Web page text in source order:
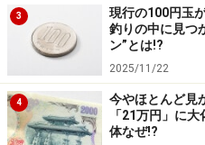
計の倍ほどの金額です。厳
国債の償還に充てられてい
じ金額程度なのですが、い
無視できない規模なのです。
具体的には、財政融資資金
3
現行の100円玉
釣りの中に見つ
ン”とは!?
2025/11/22
4
今やほとんど見
「21万円」に
体なぜ!?